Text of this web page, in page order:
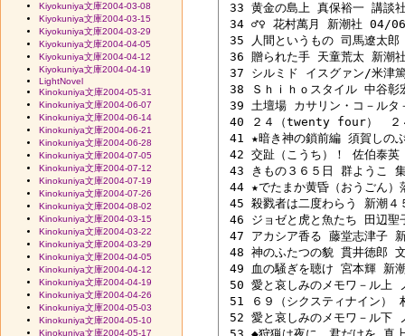
33 黄金の島上 真保裕一 講
34 ♂♀ 花村萬月 新潮社 04/
35 人間というもの 司馬遼太
36 贈られた手 天童荒太 新
37 シルミド イスグァン/米
38 Ｓｈｉｈｏスタイル 中谷
39 土壇場 カサリン・コ－ル
40 ２４（twenty four）　
41 ★暗き神の鎖前編 須賀し
42 交趾（こうち）！ 佐伯泰
43 きもの３６５日 群ようこ
44 ★でたまか黄昏（おうごん
45 殺戮者は二度わらう 新潮
46 ジョゼと虎と魚たち 田辺
47 アカシア香る 藤堂志津子
48 神のふたつの貌 貫井徳郎
49 血の騒ぎを聴け 宮本輝
50 愛と哀しみのメモワ－ル
51 ６９（シクスティナイン
52 愛と哀しみのメモワ－ル
Kiyokuniya文庫2004-03-08
Kiyokuniya文庫2004-03-15
Kiyokuniya文庫2004-03-29
Kiyokuniya文庫2004-04-05
Kiyokuniya文庫2004-04-12
Kiyokuniya文庫2004-04-19
LightNovel
Kinokuniya文庫2004-05-31
Kinokuniya文庫2004-06-07
Kinokuniya文庫2004-06-14
Kinokuniya文庫2004-06-21
Kinokuniya文庫2004-06-28
Kinokuniya文庫2004-07-05
Kinokuniya文庫2004-07-12
Kinokuniya文庫2004-07-19
Kinokuniya文庫2004-07-26
Kinokuniya文庫2004-08-02
Kinokuniya文庫2004-03-15
Kinokuniya文庫2004-03-22
Kinokuniya文庫2004-03-29
Kinokuniya文庫2004-04-05
Kinokuniya文庫2004-04-12
Kinokuniya文庫2004-04-19
Kinokuniya文庫2004-04-26
Kinokuniya文庫2004-05-03
Kinokuniya文庫2004-05-10
Kinokuniya文庫2004-05-17